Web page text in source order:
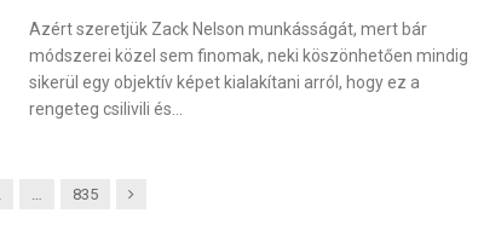
Azért szeretjük Zack Nelson munkásságát, mert bár
módszerei közel sem finomak, neki köszönhetően mindig
sikerül egy objektív képet kialakítani arról, hogy ez a
rengeteg csilivili és…
… 835 Next